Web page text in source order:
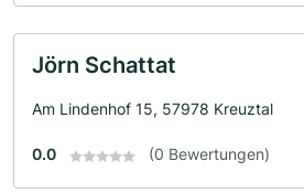
Jörn Schattat
Am Lindenhof 15, 57978 Kreuztal
0.0 (0 Bewertungen)